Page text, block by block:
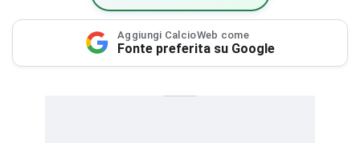
Aggiungi CalcioWeb come
Fonte preferita su Google